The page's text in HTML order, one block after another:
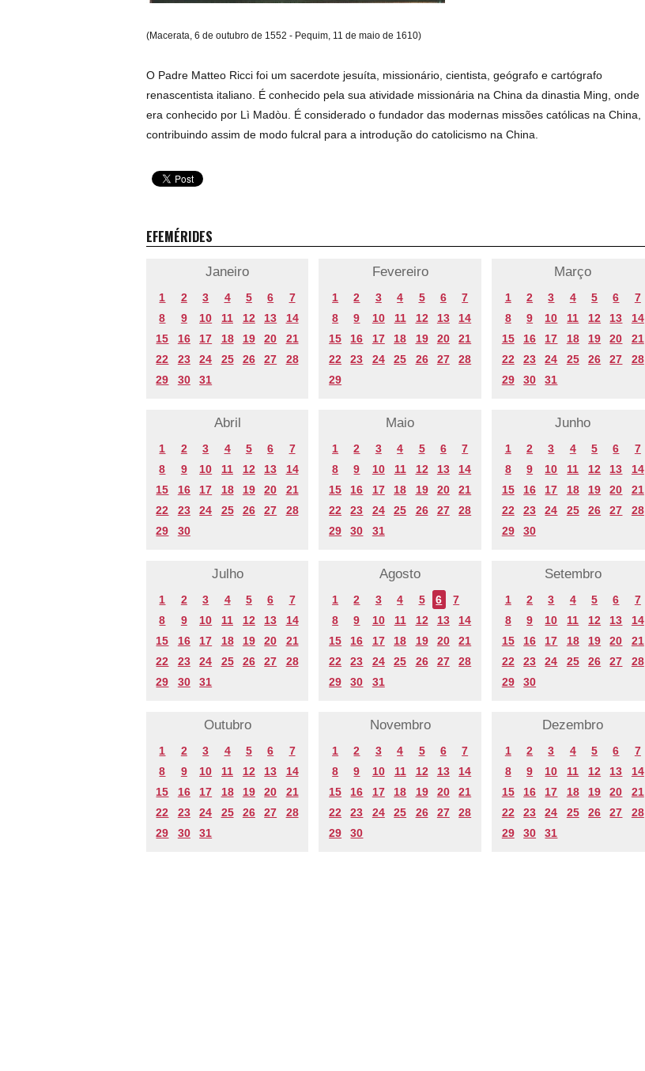
(Macerata, 6 de outubro de 1552 - Pequim, 11 de maio de 1610)
O Padre Matteo Ricci foi um sacerdote jesuíta, missionário, cientista, geógrafo e cartógrafo
renascentista italiano. É conhecido pela sua atividade missionária na China da dinastia Ming, onde
era conhecido por Lì Madòu. É considerado o fundador das modernas missões católicas na China,
contribuindo assim de modo fulcral para a introdução do catolicismo na China.
EFEMÉRIDES
Janeiro
1 2 3 4 5 6
7
8
9 10 11 12 13
14
15
16 17 18 19 20
21
22
23 24 25 26 27
28
29
30 31
Fevereiro
1 2 3 4 5 6
7
8
9 10 11 12 13
14
15
16 17 18 19 20
21
22
23 24 25 26 27
28
29
Março
1 2 3 4 5 6
7
8
9 10 11 12 13
14
15
16 17 18 19 20
21
22
23 24 25 26 27
28
29
30 31
Abril
1 2 3 4 5 6
7
8
9 10 11 12 13
14
15
16 17 18 19 20
21
22
23 24 25 26 27
28
29
30
Maio
1 2 3 4 5 6
7
8
9 10 11 12 13
14
15
16 17 18 19 20
21
22
23 24 25 26 27
28
29
30 31
Junho
1 2 3 4 5 6
7
8
9 10 11 12 13
14
15
16 17 18 19 20
21
22
23 24 25 26 27
28
29
30
Julho
1 2 3 4 5 6
7
8
9 10 11 12 13
14
15
16 17 18 19 20
21
22
23 24 25 26 27
28
29
30 31
Agosto
1 2 3 4 5 6
7
8
9 10 11 12 13
14
15
16 17 18 19 20
21
22
23 24 25 26 27
28
29
30 31
Setembro
1 2 3 4 5 6
7
8
9 10 11 12 13
14
15
16 17 18 19 20
21
22
23 24 25 26 27
28
29
30
Outubro
1 2 3 4 5 6
7
8
9 10 11 12 13
14
15
16 17 18 19 20
21
22
23 24 25 26 27
28
29
30 31
Novembro
1 2 3 4 5 6
7
8
9 10 11 12 13
14
15
16 17 18 19 20
21
22
23 24 25 26 27
28
29
30
Dezembro
1 2 3 4 5 6
7
8
9 10 11 12 13
14
15
16 17 18 19 20
21
22
23 24 25 26 27
28
29
30 31